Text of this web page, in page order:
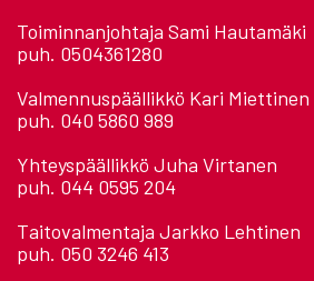
Toiminnanjohtaja Sami Hautamäki
puh. 0504361280
Valmennuspäällikkö Kari Miettinen
puh. 040 5860 989
Yhteyspäällikkö Juha Virtanen
puh. 044 0595 204
Taitovalmentaja Jarkko Lehtinen
puh. 050 3246 413